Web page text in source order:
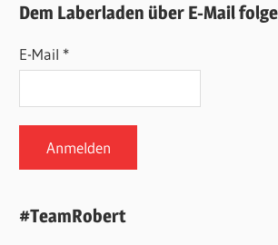
Dem Laberladen über E-Mail
E-Mail *
#TeamRobert